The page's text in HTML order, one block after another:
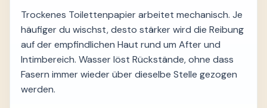
Trockenes Toilettenpapier arbeitet mechanisch. Je
häufiger du wischst, desto stärker wird die Reibung
auf der empfindlichen Haut rund um After und
Intimbereich. Wasser löst Rückstände, ohne dass
Fasern immer wieder über dieselbe Stelle gezogen
werden.